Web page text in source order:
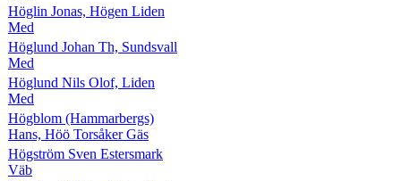
Höglin Jonas, Högen Liden
Med
Höglund Johan Th, Sundsvall
Med
Höglund Nils Olof, Liden
Med
Högblom (Hammarbergs)
Hans, Höö Torsåker Gäs
Högström Sven Estersmark
Väb